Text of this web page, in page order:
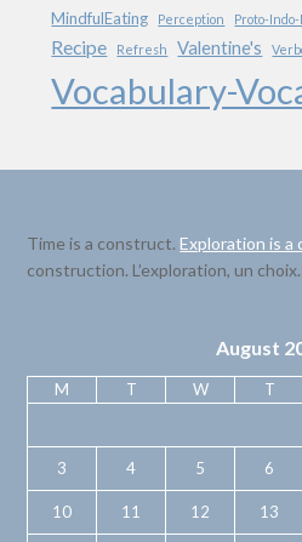
MindfulEating Perception Proto-
Recipe Refresh Valentine's
Vocabulary-
Time is a construct.Exploration is a
construction. L’exploration, un choix.
August
M T W T
3 4 5 6
10 11 12 13